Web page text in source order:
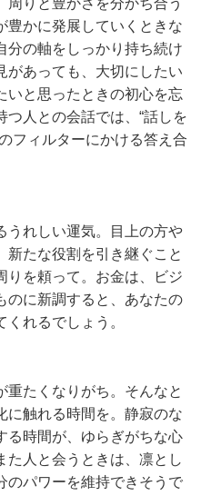
周りと豊かさを分かち合う
豊かに発展していくときな
分の軸をしっかり持ち続け
があっても、大切にしたい
いと思ったときの初心を忘
人との会話では、“話しを
フィルターにかける答え合
うれしい運気。目上の方や
新たな役割を引き継ぐこと
りを頼って。お金は、ビジ
のに新調すると、あなたの
れるでしょう。
重たくなりがち。そんなと
に触れる時間を。静寂のな
る時間が、ゆらぎがちな心
た人と会うときは、凛とし
のパワーを維持できそうで